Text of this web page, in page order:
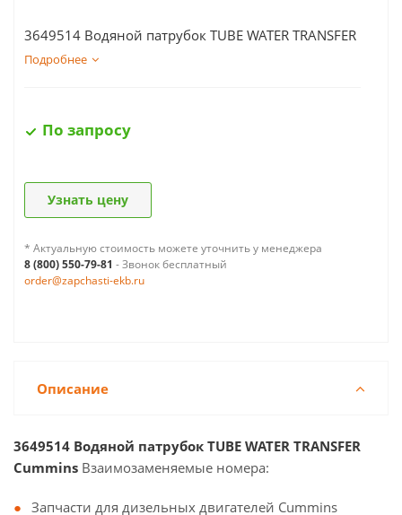
3649514 Водяной патрубок TUBE WATER TRANSFER
Подробнее
По запросу
Узнать цену
* Актуальную стоимость можете уточнить у менеджера
8 (800) 550-79-81 - Звонок бесплатный
order@zapchasti-ekb.ru
Описание
3649514 Водяной патрубок TUBE WATER TRANSFER
Cummins Взаимозаменяемые номера:
Запчасти для дизельных двигателей Cummins